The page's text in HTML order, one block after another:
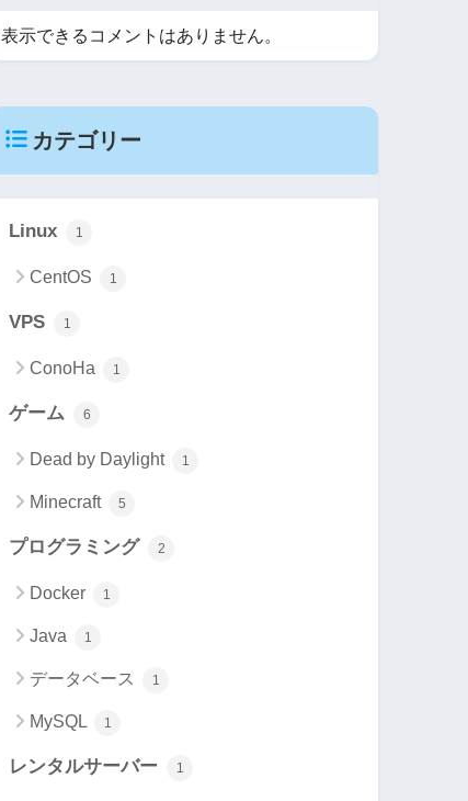
表示できるコメントはありません。
カテゴリー
Linux 1
CentOS 1
VPS 1
ConoHa 1
ゲーム 6
Dead by Daylight 1
Minecraft 5
プログラミング 2
Docker 1
Java 1
データベース 1
MySQL 1
レンタルサーバー 1